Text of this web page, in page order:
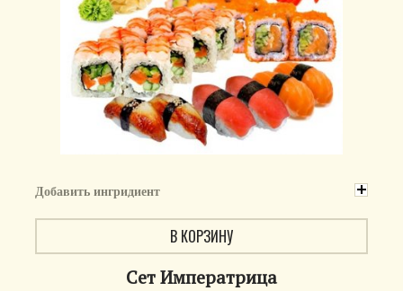
Добавить ингридиент
В КОРЗИНУ
Сет Императрица